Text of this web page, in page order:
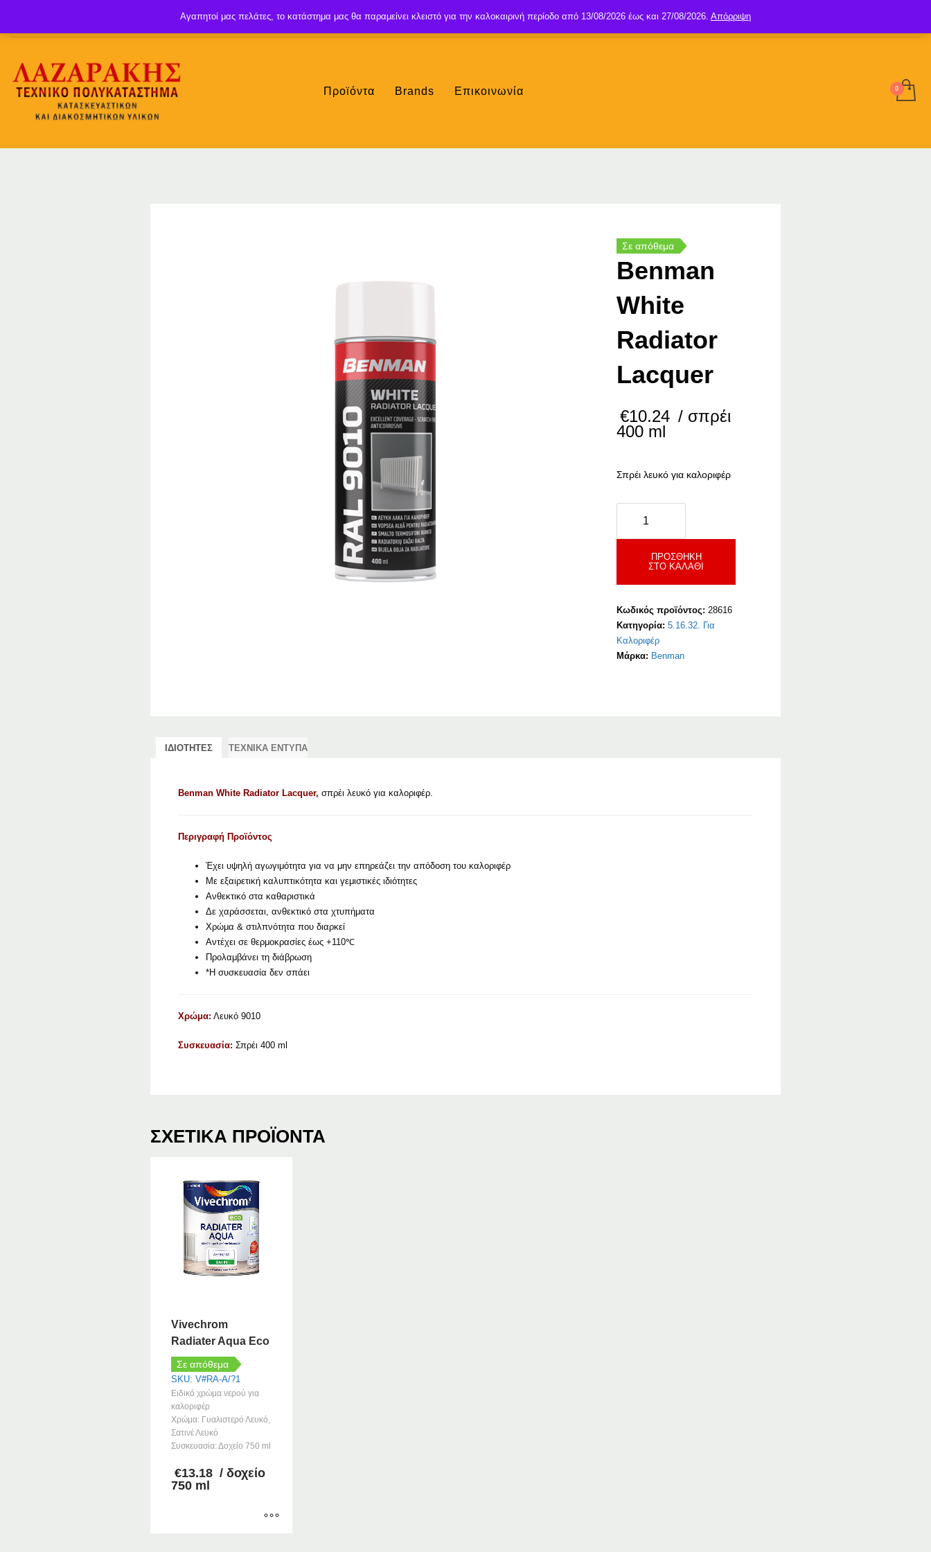
SIGN UP LOGIN
Προϊόντα Brands Επικοινωνία
Σε απόθεμα
Benman
White
Radiator
Lacquer
€10.24 / σπρέι
400 ml
Σπρέι λευκό για καλοριφέρ
Radiator
ποσότητα
ΠΡΟΣΘΉΚΗ
ΣΤΟ ΚΑΛΆΘΙ
Κωδικός προϊόντος: 28616
Κατηγορία: 5.16.32. Για
Καλοριφέρ
Μάρκα: Benman
ΙΔΙΟΤΗΤΕΣ ΤΕΧΝΙΚΑ ΕΝΤΥΠΑ
Benman White Radiator Lacquer, σπρέι λευκό για καλοριφέρ.
Περιγραφή Προϊόντος
Έχει υψηλή αγωγιμότητα για να μην επηρεάζει την απόδοση του καλοριφέρ
Με εξαιρετική καλυπτικότητα και γεμιστικές ιδιότητες
Ανθεκτικό στα καθαριστικά
Δε χαράσσεται, ανθεκτικό στα χτυπήματα
Χρώμα & στιλπνότητα που διαρκεί
Αντέχει σε θερμοκρασίες έως +110℃
Προλαμβάνει τη διάβρωση
*Η συσκευασία δεν σπάει
Χρώμα: Λευκό 9010
Συσκευασία: Σπρέι 400 ml
ΣΧΕΤΙΚΆ ΠΡΟΪΌΝΤΑ
Vivechrom
Radiater Aqua Eco
Σε απόθεμα
SKU: V#RA-A/?1
Ειδικό χρώμα νερού για
καλοριφέρ
Χρώμα: Γυαλιστερό Λευκό,
Σατινέ Λευκό
Συσκευασία: Δοχείο 750 ml
€13.18 / δοχείο
750 ml
Αγαπητοί μας πελάτες, το κατάστημα μας θα παραμείνει κλειστό για την καλοκαιρινή περίοδο από 13/08/2026 έως και 27/08/2026. Απόρριψη